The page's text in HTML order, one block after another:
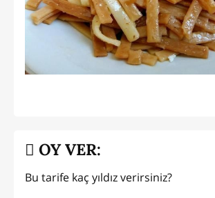
OY VER:
Bu tarife kaç yıldız verirsiniz?